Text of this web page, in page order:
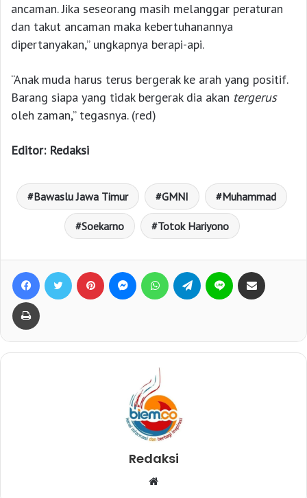
ancaman. Jika seseorang masih melanggar peraturan
dan takut ancaman maka kebertuhanannya
dipertanyakan,” ungkapnya berapi-api.
“Anak muda harus terus bergerak ke arah yang positif.
Barang siapa yang tidak bergerak dia akan tergerus
oleh zaman,” tegasnya. (red)
Editor: Redaksi
Bawaslu Jawa Timur GMNI Muhammad
Soekarno Totok Hariyono
Redaksi